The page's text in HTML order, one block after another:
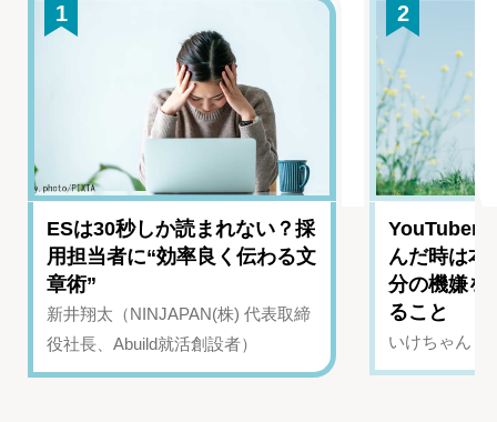
1
ESは30秒しか読まれない？採
用担当者に“効率良く伝わる文
章術”
新井翔太（NINJAPAN(株) 代表取締
役社長、Abuild就活創設者）
2
YouTuber
んだ時は
分の機嫌を
ること
いけちゃん（